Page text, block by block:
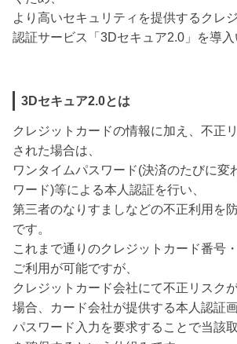
より高いセキュリティを提供するクレ
認証サービス「3Dセキュア2.0」を導入
3Dセキュア2.0とは
クレジットカードの情報に加え、不正
された場合は、
ワンタイムパスワード(決済のたびに変
ワード)等による本人認証を行い、
第三者のなりすましなどの不正利用を
です。
これまで通りのクレジットカード番号
ご利用が可能ですが、
クレジットカード会社にて不正リスク
場合、カード会社が提供する本人認証
パスワード入力を要求することで当該